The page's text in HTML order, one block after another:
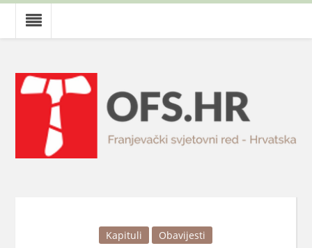
Kapituli Obavijesti